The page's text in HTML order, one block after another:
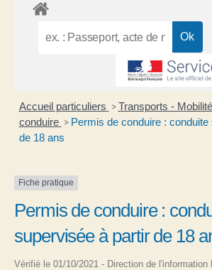
Accueil particuliers > Transports - Mobilité
conduire > Permis de conduire :
de 18 ans
Fiche pratique
Permis de conduire :
supervisée à partir de 18
Vérifié le 01/10/2021 - Direction de l'information